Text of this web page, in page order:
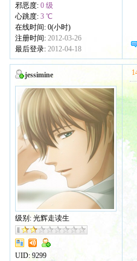
邪恶度: 0 级
心跳度: 3 ℃
在线时间: 0(小时)
注册时间: 2012-03-26
最后登录: 2012-04-18
jessimine
级别: 光辉走读生
UID: 9299